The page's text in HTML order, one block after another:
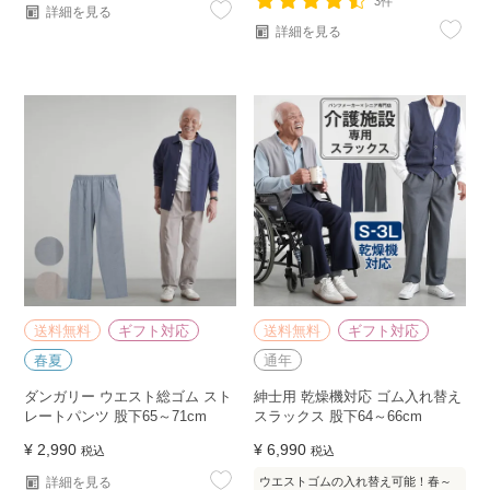
詳細を見る
詳細を見る
送料無料
ギフト対応
春夏
ダンガリー ウエスト総ゴム スト
レートパンツ 股下65～71cm
¥ 2,990 税込
詳細を見る
送料無料
ギフト対応
通年
紳士用 乾燥機対応 ゴム入れ替え
スラックス 股下64～66cm
¥ 6,990 税込
ウエストゴムの入れ替え可能！春～